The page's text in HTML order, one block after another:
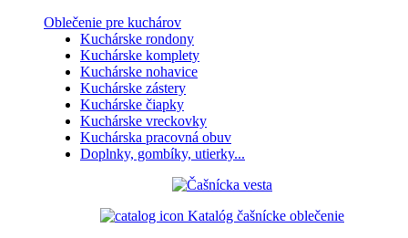
Oblečenie pre kuchárov
Kuchárske rondony
Kuchárske komplety
Kuchárske nohavice
Kuchárske zástery
Kuchárske čiapky
Kuchárske vreckovky
Kuchárska pracovná obuv
Doplnky, gombíky, utierky...
Katalóg čašnícke oblečenie